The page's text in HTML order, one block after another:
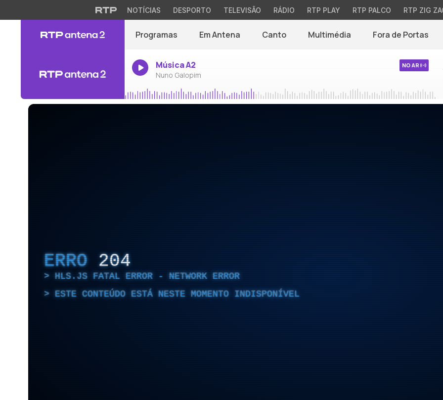
NOTÍCIAS DESPORTO TELEVISÃO RÁDIO RTP PLAY RTP PALCO RTP ZIG
Programas Em Antena Canto Multimédia Fora de Portas
Música A2
Nuno Galopim
NO AR
ERRO 204
HLS.JS FATAL ERROR - NETWORK ERROR
ESTE CONTEÚDO ESTÁ NESTE MOMENTO INDISPONÍVEL